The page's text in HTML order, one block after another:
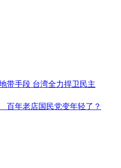
带手段 台湾全力捍卫民主
年老店国民党变年轻了？